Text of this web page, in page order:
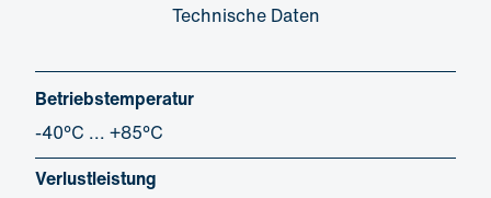
Technische Daten
Betriebstemperatur
-40°C ... +85°C
Verlustleistung